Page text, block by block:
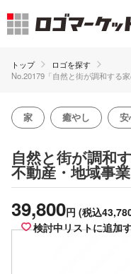
トップ
ロゴを探す
No.20179「自然と街が調和する
家 癒やし 安
自然と街が調和
不動産・地域事
39,800円 (税込
検討中リストに追加